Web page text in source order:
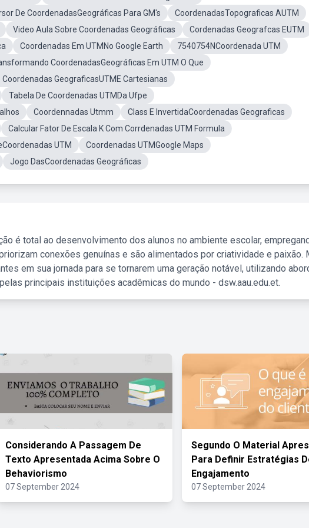
De CoordenadasGeográficas Para GM's
CoordenadasTopograficas AUTM
Video Aula Sobre Coordenadas Geográficas
Cordenadas Geografcas EUTM
Coordenadas Em UTMNo Google Earth
7540754NCoordenada UTM
CoordenadasGeográficas Em UTM O Que
Coordenadas GeograficasUTME Cartesianas
Tabela De Coordenadas UTMDa Ufpe
Coordennadas Utmm
Class E InvertidaCoordenadas Geograficas
Calcular Fator De Escala K Com Corrdenadas UTM Formula
UTM
Coordenadas UTMGoogle Maps
Jogo DasCoordenadas Geográficas
é total ao desenvolvimento dos alunos no ambiente escolar,
conexões genuínas e são alimentados por criatividade e paixão.
em sua jornada para se tornarem uma geração notável, utilizando
principais instituições acadêmicas do mundo - dsw.aau.edu.et.
Considerando A Passagem De
Texto Apresentada Acima Sobre O
Behaviorismo
07 September 2024
Segundo O Material
Para Definir Estratégias
Engajamento
07 September 2024